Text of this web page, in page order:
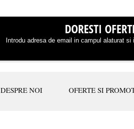
DORESTI
Introdu adresa de email in campul alaturat
DESPRE NOI OFERTE SI